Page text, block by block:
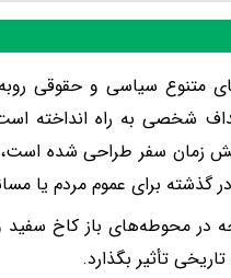
متنوع سیاسی و حقوقی
شخصی به راه انداخته
سفر طراحی شده است،
گذشته برای عموم مردم یا
در محوطه‌های باز کاخ سفید
تأثیر بگذارد.